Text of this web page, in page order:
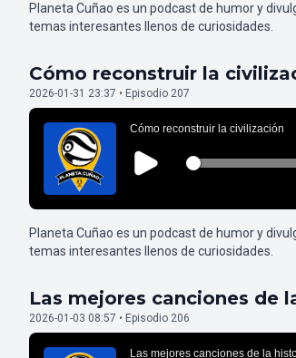
Planeta Cuñao es un podcast de humor y
temas interesantes llenos de curiosidades.
Cómo reconstruir la
2026-01-31 23:37 • Episodio 207
Planeta Cuñao es un podcast de humor y
temas interesantes llenos de curiosidades.
Las mejores canciones de
2026-01-03 08:57 • Episodio 206